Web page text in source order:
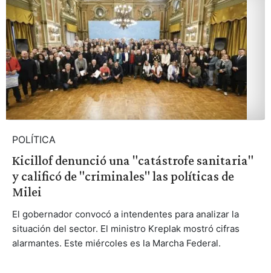
POLÍTICA
Kicillof denunció una "catástrofe sanitaria"
y calificó de "criminales" las políticas de
Milei
El gobernador convocó a intendentes para analizar la
situación del sector. El ministro Kreplak mostró cifras
alarmantes. Este miércoles es la Marcha Federal.